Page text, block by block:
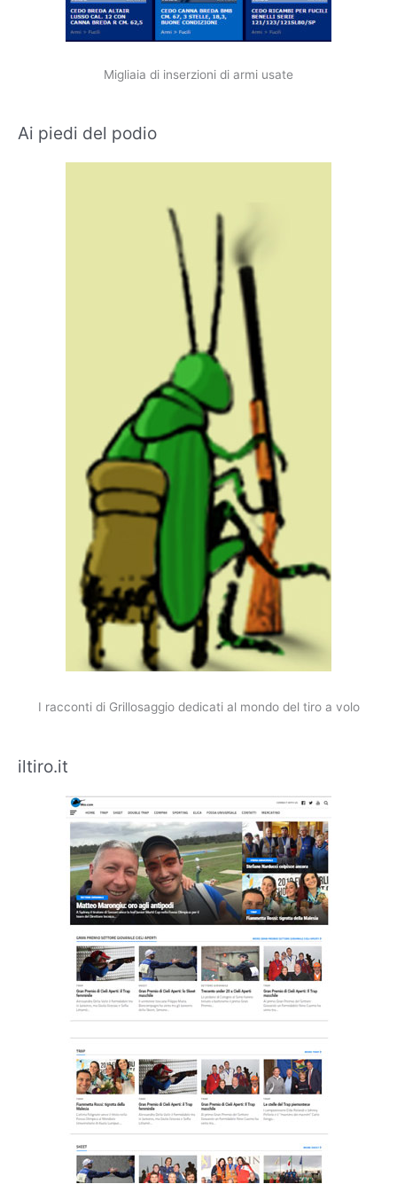
Migliaia di inserzioni di armi usate
Ai piedi del podio
I racconti di Grillosaggio dedicati al mondo del tiro a volo
iltiro.it